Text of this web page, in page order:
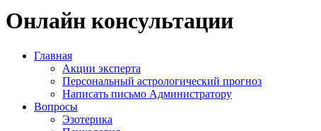
Онлайн консультации
Главная
Акции эксперта
Персональный астрологический прогноз
Написать письмо Администратору
Вопросы
Эзотерика